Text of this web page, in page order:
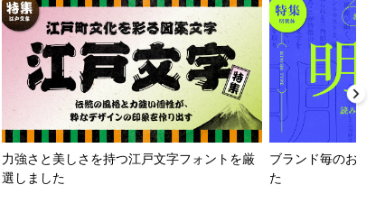
力強さと美しさを持つ江戸文字フォントを厳
選しました
ブランド毎のおす
た